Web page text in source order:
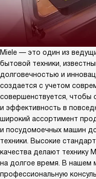
Miele — это один из
бытовой техники,
долговечностью и
создается с учетом
совершенствуется, чтобы
и эффективность в
широкий ассортимент
и посудомоечных машин
техники. Высокие
качества делают
на долгое время. В нашем
профессиональную